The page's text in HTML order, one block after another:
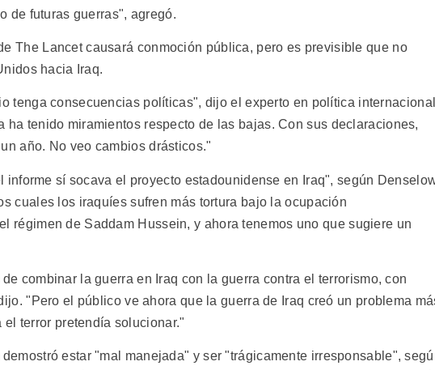
de futuras guerras", agregó.
The Lancet causará conmoción pública, pero es previsible que no
hacia Iraq.
tenga consecuencias políticas", dijo el experto en política
ha tenido miramientos respecto de las bajas. Con sus declaraciones,
año. No veo cambios drásticos."
informe sí socava el proyecto estadounidense en Iraq", según
cuales los iraquíes sufren más tortura bajo la ocupación
régimen de Saddam Hussein, y ahora tenemos uno que sugiere un
combinar la guerra en Iraq con la guerra contra el terrorismo, con
"Pero el público ve ahora que la guerra de Iraq creó un problema
terror pretendía solucionar."
estar "mal manejada" y ser "trágicamente irresponsable",